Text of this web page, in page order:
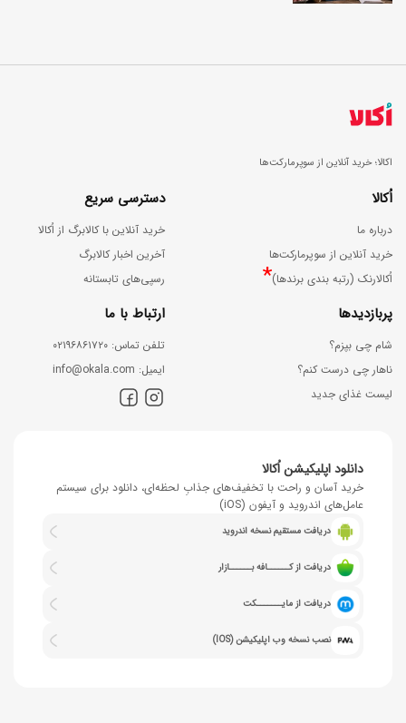
اکالا؛ خرید آنلاین از سوپرمارکت‌ها
اُکالا
درباره ما
خرید آنلاین از سوپرمارکت‌ها
اُکالارنک (رتبه بندی برندها)*
دسترسی سریع
خرید آنلاین با کالابرگ از اُکالا
آخرین اخبار کالابرگ
رسپی‌های تابستانه
پربازدیدها
شام چی بپزم؟
ناهار چی درست کنم؟
لیست غذای جدید
ارتباط با ما
ﺗﻠﻔﻦ ﺗﻤﺎس: ۰۲۱۹۶۸۶۱۷۲۰
اﯾﻤﯿﻞ: info@okala.com
دانلود اپلیکیشن اُکالا
خرید آسان و راحت با تخفیف‌های جذابِ لحظه‌ای، دانلود برای سیستم
عامل‌های اندروید و آیفون (iOS)
دریافت مستقیم نسخه اندروید
دریافت از کــــــافه بــــــازار
دریافت از مایـــــــکت
نصب نسخه وب اپلیکیشن (IOS)